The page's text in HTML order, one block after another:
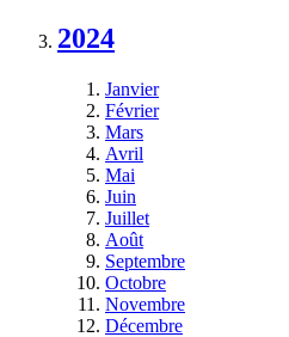
2024
Janvier
Février
Mars
Avril
Mai
Juin
Juillet
Août
Septembre
Octobre
Novembre
Décembre